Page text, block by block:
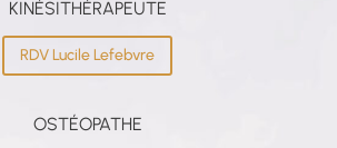
KINÉSITHÉRAPEUTE
RDV Lucile Lefebvre
OSTÉOPATHE